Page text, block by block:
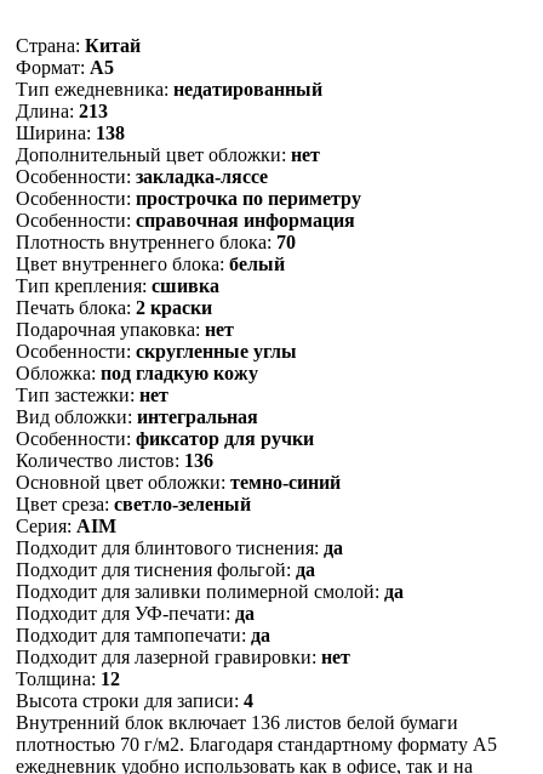
Страна: Китай
Формат: А5
Тип ежедневника: недатированный
Длина: 213
Ширина: 138
Дополнительный цвет обложки: нет
Особенности: закладка-ляссе
Особенности: прострочка по периметру
Особенности: справочная информация
Плотность внутреннего блока: 70
Цвет внутреннего блока: белый
Тип крепления: сшивка
Печать блока: 2 краски
Подарочная упаковка: нет
Особенности: скругленные углы
Обложка: под гладкую кожу
Тип застежки: нет
Вид обложки: интегральная
Особенности: фиксатор для ручки
Количество листов: 136
Основной цвет обложки: темно-синий
Цвет среза: светло-зеленый
Серия: AIM
Подходит для блинтового тиснения: да
Подходит для тиснения фольгой: да
Подходит для заливки полимерной смолой: да
Подходит для УФ-печати: да
Подходит для тампопечати: да
Подходит для лазерной гравировки: нет
Толщина: 12
Высота строки для записи: 4
Внутренний блок включает 136 листов белой бумаги
плотностью 70 г/м2. Благодаря стандартному формату А5
ежедневник удобно использовать как в офисе, так и на